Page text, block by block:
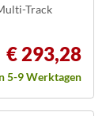
Track
€ 293,28
5-9 Werktagen